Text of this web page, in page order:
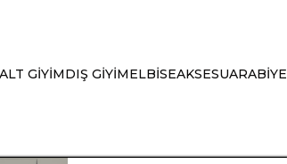
ALT GİYİMDIŞ GİYİMELBİSEAKSESUARABİYE